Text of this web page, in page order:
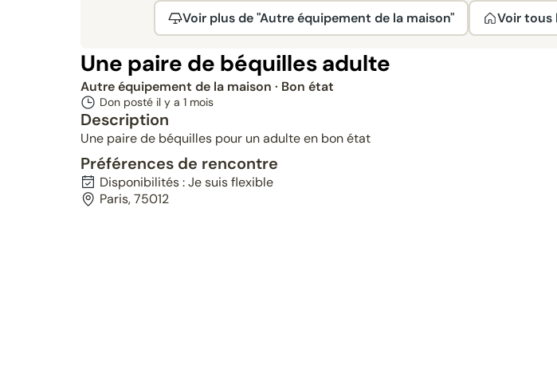
Voir plus de "Autre équipement de la maison"
Voir tous
Une paire de béquilles adulte
Autre équipement de la maison · Bon état
Don posté il y a 1 mois
Description
Une paire de béquilles pour un adulte en bon état
Préférences de rencontre
Disponibilités : Je suis flexible
Paris, 75012